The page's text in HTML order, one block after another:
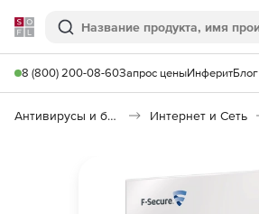
Softline
Поиск
8 (800) 200-08-60Запрос ценыИнферитБлог
Антивирусы и безопасность Интернет и Сеть